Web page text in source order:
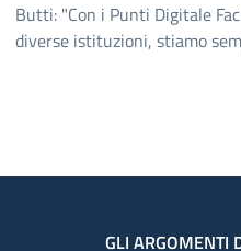
Butti: "Con i Punti Digitale
diverse istituzioni, stiamo
GLI ARGOMENTI